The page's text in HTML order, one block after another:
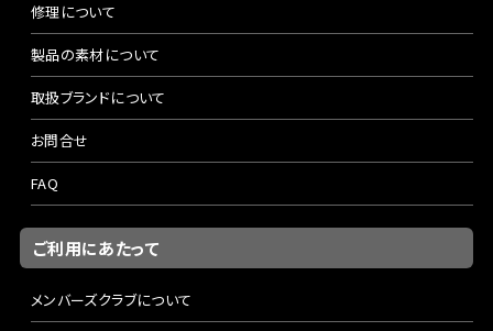
修理について
製品の素材について
取扱ブランドについて
お問合せ
FAQ
ご利用にあたって
メンバーズクラブについて